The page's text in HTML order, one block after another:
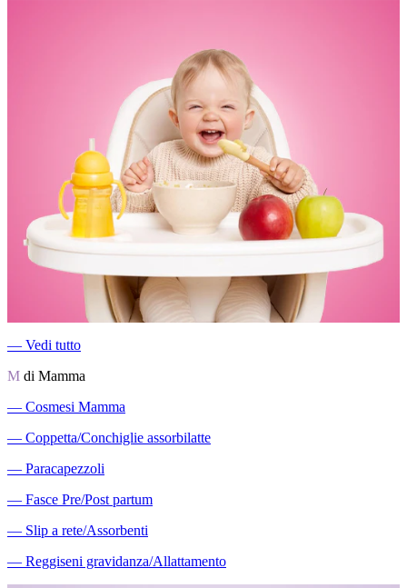
― Vedi tutto
M di Mamma
― Cosmesi Mamma
― Coppetta/Conchiglie assorbilatte
― Paracapezzoli
― Fasce Pre/Post partum
― Slip a rete/Assorbenti
― Reggiseni gravidanza/Allattamento